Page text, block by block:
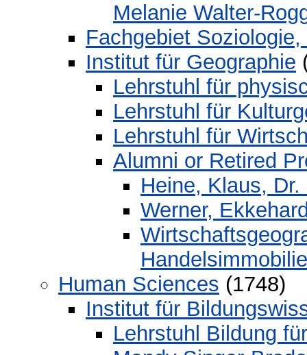
Melanie Walter-
Fachgebiet
Institut für Geographie
Lehrstuhl für
Lehrstuhl für
Lehrstuhl für
Alumni or Retired
Heine, Klaus, Dr.
Werner,
Human Sciences (1748)
Institut für
Lehrstuhl Bildung